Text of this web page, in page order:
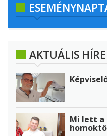
AKTUÁLIS
Mi lett a